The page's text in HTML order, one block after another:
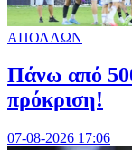
ΑΠΟΛΛΩΝ
Πάνω από
πρόκριση!
07-08-2026 17:06